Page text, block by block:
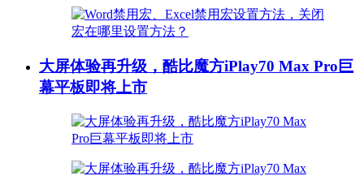
大屏体验再升级，酷比魔方iPlay70 Max Pro巨
幕平板即将上市